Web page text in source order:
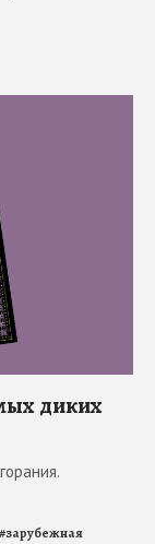
диких
#зарубежная